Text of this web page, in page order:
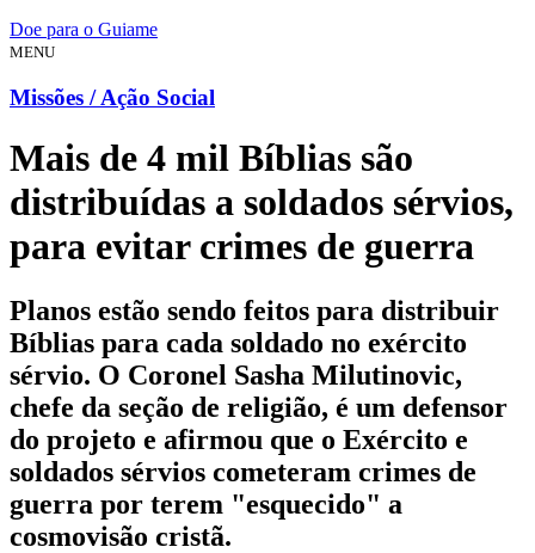
Doe para o Guiame
MENU
Missões / Ação Social
Mais de 4 mil Bíblias são
distribuídas a soldados sérvios,
para evitar crimes de guerra
Planos estão sendo feitos para distribuir
Bíblias para cada soldado no exército
sérvio. O Coronel Sasha Milutinovic,
chefe da seção de religião, é um defensor
do projeto e afirmou que o Exército e
soldados sérvios cometeram crimes de
guerra por terem "esquecido" a
cosmovisão cristã.